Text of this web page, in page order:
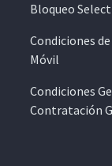
Bloqueo
Condiciones
Móvil
Condiciones
Contratación